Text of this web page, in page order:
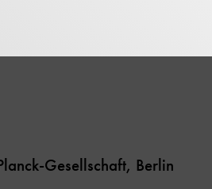
Gesellschaft, Berlin